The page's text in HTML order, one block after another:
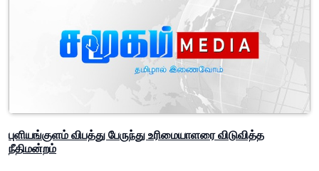
புளியங்குளம் விபத்து பேருந்து உரிமையாளரை விடுவித்த
நீதிமன்றம்